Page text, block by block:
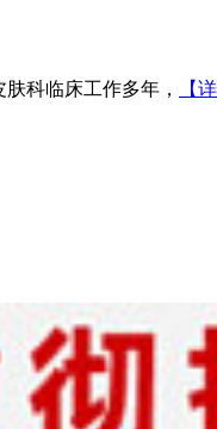
科临床工作多年， 【